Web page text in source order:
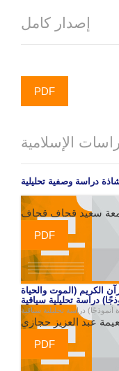
إصدار كامل
PDF
الإسلامية
دراسة وصفية تحليلية
سعيد قحاف قحاف
PDF
الكريم (الموت والحياة
عبد العزيز حجازي
PDF